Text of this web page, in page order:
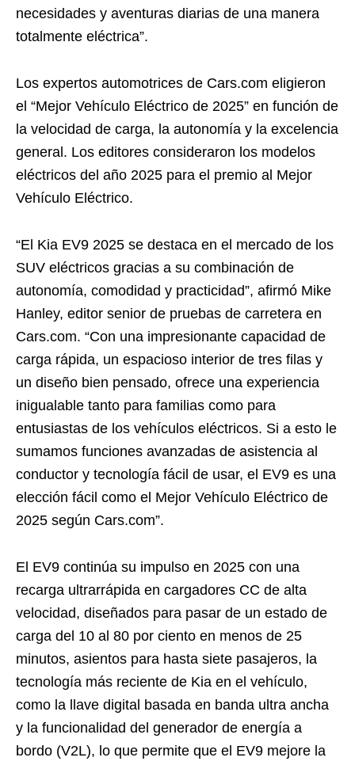
necesidades y aventuras diarias de una manera
totalmente eléctrica”.
Los expertos automotrices de Cars.com eligieron
el “Mejor Vehículo Eléctrico de 2025” en función de
la velocidad de carga, la autonomía y la excelencia
general. Los editores consideraron los modelos
eléctricos del año 2025 para el premio al Mejor
Vehículo Eléctrico.
“El Kia EV9 2025 se destaca en el mercado de los
SUV eléctricos gracias a su combinación de
autonomía, comodidad y practicidad”, afirmó Mike
Hanley, editor senior de pruebas de carretera en
Cars.com. “Con una impresionante capacidad de
carga rápida, un espacioso interior de tres filas y
un diseño bien pensado, ofrece una experiencia
inigualable tanto para familias como para
entusiastas de los vehículos eléctricos. Si a esto le
sumamos funciones avanzadas de asistencia al
conductor y tecnología fácil de usar, el EV9 es una
elección fácil como el Mejor Vehículo Eléctrico de
2025 según Cars.com”.
El EV9 continúa su impulso en 2025 con una
recarga ultrarrápida en cargadores CC de alta
velocidad, diseñados para pasar de un estado de
carga del 10 al 80 por ciento en menos de 25
minutos, asientos para hasta siete pasajeros, la
tecnología más reciente de Kia en el vehículo,
como la llave digital basada en banda ultra ancha
y la funcionalidad del generador de energía a
bordo (V2L), lo que permite que el EV9 mejore la